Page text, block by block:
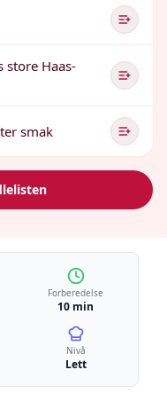
store Haas-
smak
Forberedelse
10 min
Nivå
Lett